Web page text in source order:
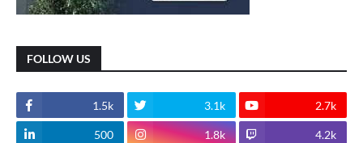
FOLLOW US
1.5k 3.1k 2.7k
500 1.8k 4.2k